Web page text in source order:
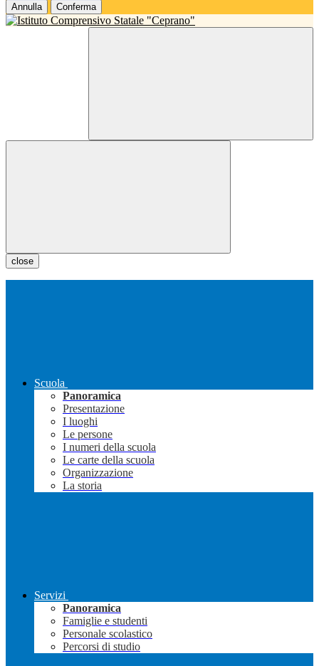
Annulla Conferma
close
Scuola
Panoramica
Presentazione
I luoghi
Le persone
I numeri della scuola
Le carte della scuola
Organizzazione
La storia
Servizi
Panoramica
Famiglie e studenti
Personale scolastico
Percorsi di studio